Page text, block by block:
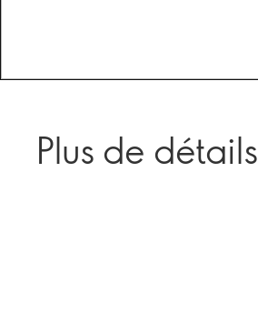
Plus de détails